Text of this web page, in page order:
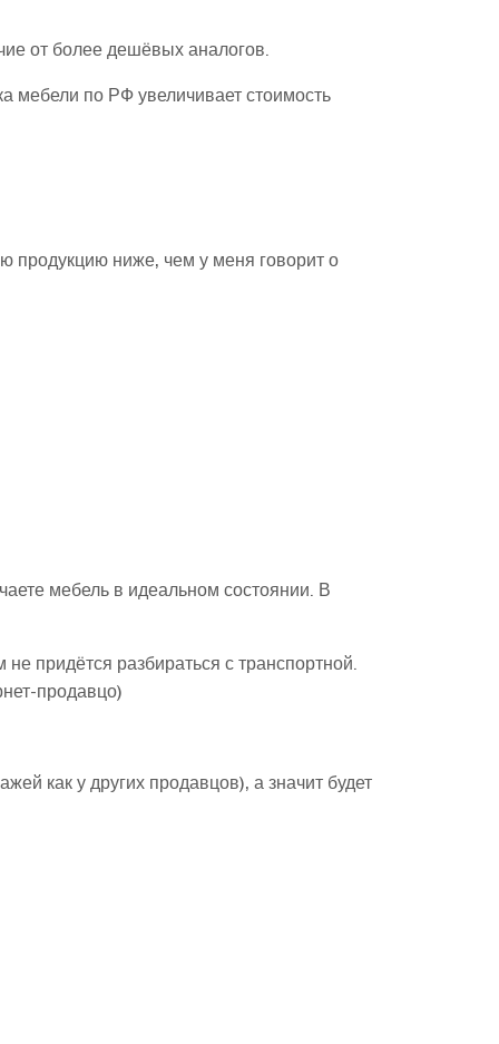
от более дешёвых аналогов.
мебели по РФ увеличивает стоимость
продукцию ниже, чем у меня говорит о
мебель в идеальном состоянии. В
придётся разбираться с транспортной.
продавцо)
как у других продавцов), а значит будет